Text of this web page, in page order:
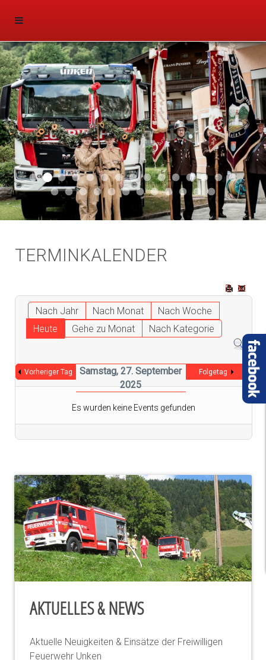
Aktuell 046
Aktuell 047
Start 011Aktuell 044
Aktuell 043
Aktuell 041
Aktuell 042
Aktuell 035
Aktuell 031
Aktuell 032
Aktuell 033
Aktuell 029
Aktuell 027
Aktuell 026
Start
Aktuell 024
Aktuell 019
Auto 010Start 010Start 002
Auto 002
Auto 009Auto 006Start 008
Start 005Start 003Start 006
TERMINKALENDER
Nach Jahr Nach Monat
Nach Woche
Heute
Gehe zu Monat Nach Kategorie
Vorheriger Tag
Samstag, 27. September
2025
Folgetag
Es wurden keine Events gefunden
AKTUELLES & NEWS
Aktuelle Neuigkeiten & Einsätze der Freiwilligen
Feuerwehr Unken